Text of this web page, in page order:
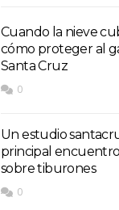
Cuando la nieve
cómo proteger al
Santa Cruz
0
Un estudio
principal
sobre tiburones
0